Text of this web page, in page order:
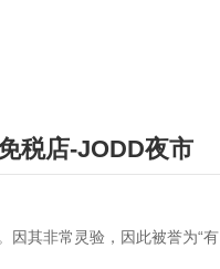
税店-JODD夜市
因其非常灵验，因此被誉为“有